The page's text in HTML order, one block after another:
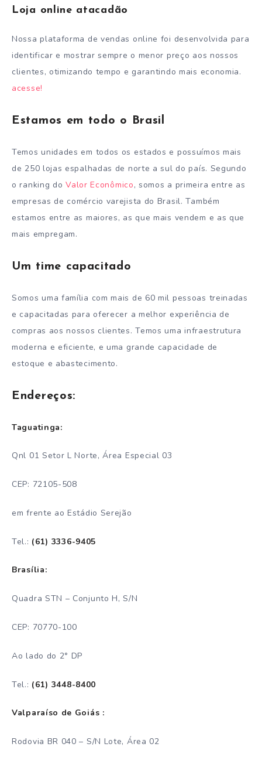
Loja online atacadão
Nossa plataforma de vendas online foi desenvolvida para
identificar e mostrar sempre o menor preço aos nossos
clientes, otimizando tempo e garantindo mais economia.
acesse!
Estamos em todo o Brasil
Temos unidades em todos os estados e possuímos mais
de 250 lojas espalhadas de norte a sul do país. Segundo
o ranking doValor Econômico, somos a primeira entre as
empresas de comércio varejista do Brasil. Também
estamos entre as maiores, as que mais vendem e as que
mais empregam.
Um time capacitado
Somos uma família com mais de 60 mil pessoas treinadas
e capacitadas para oferecer a melhor experiência de
compras aos nossos clientes. Temos uma infraestrutura
moderna e eficiente, e uma grande capacidade de
estoque e abastecimento.
Endereços:
Taguatinga:
Qnl 01 Setor L Norte, Área Especial 03
CEP: 72105-508
em frente ao Estádio Serejão
Tel.: (61) 3336-9405
Brasília:
Quadra STN – Conjunto H, S/N
CEP: 70770-100
Ao lado do 2° DP
Tel.: (61) 3448-8400
Valparaíso de Goiás :
Rodovia BR 040 – S/N Lote, Área 02